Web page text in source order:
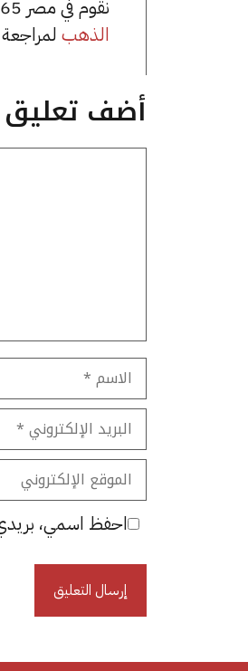
نقوم في مصر 365 بعمل تغطية مميزة لكافة أسعار الذهب في مصر، يمكنك الاطلاع على صفحة
الذهب
أضف تعليق
الاسم
البريد
الإلكتروني
الموقع
الإلكتروني
احفظ اسمي، بريدي